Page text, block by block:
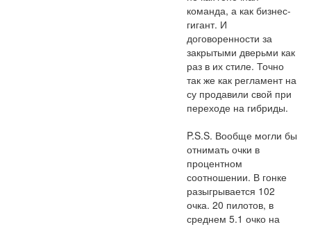
команда, а как бизнес-
гигант. И
договоренности за
закрытыми дверьми как
раз в их стиле. Точно
так же как регламент на
су продавили свой при
переходе на гибриды.
P.S.S. Вообще могли бы
отнимать очки в
процентном
соотношении. В гонке
разыгрывается 102
очка. 20 пилотов, в
среднем 5.1 очко на